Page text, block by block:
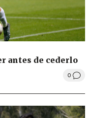
antes de cederlo
0